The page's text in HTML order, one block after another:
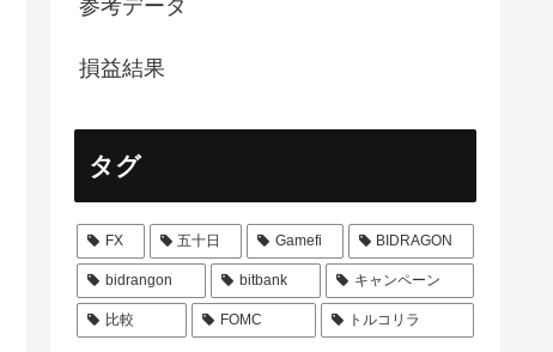
参考データ
損益結果
タグ
FX 五十日 Gamefi BIDRAGON
bidrangon bitbank キャンペーン
比較 FOMC トルコリラ